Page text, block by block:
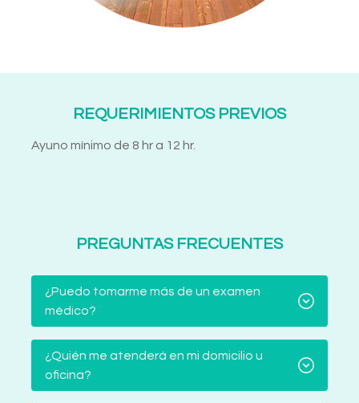
REQUERIMIENTOS PREVIOS
Ayuno mínimo de 8 hr a 12 hr.
PREGUNTAS FRECUENTES
¿Puedo tomarme más de un examen
médico?
¿Quién me atenderá en mi domicilio u
oficina?